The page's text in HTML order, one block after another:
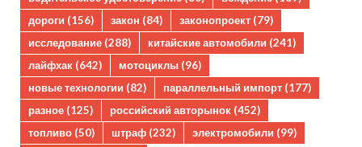
дороги (156) закон (84) законопроект (79)
исследование (288) китайские автомобили (241)
лайфхак (642) мотоциклы (96)
новые технологии (82) параллельный импорт (177)
разное (125) российский авторынок (452)
топливо (50) штраф (232) электромобили (99)